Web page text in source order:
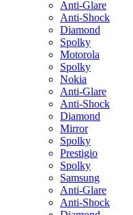
Anti-Glare
Anti-Shock
Diamond
Spolky
Motorola
Spolky
Nokia
Anti-Glare
Anti-Shock
Diamond
Mirror
Spolky
Prestigio
Spolky
Samsung
Anti-Glare
Anti-Shock